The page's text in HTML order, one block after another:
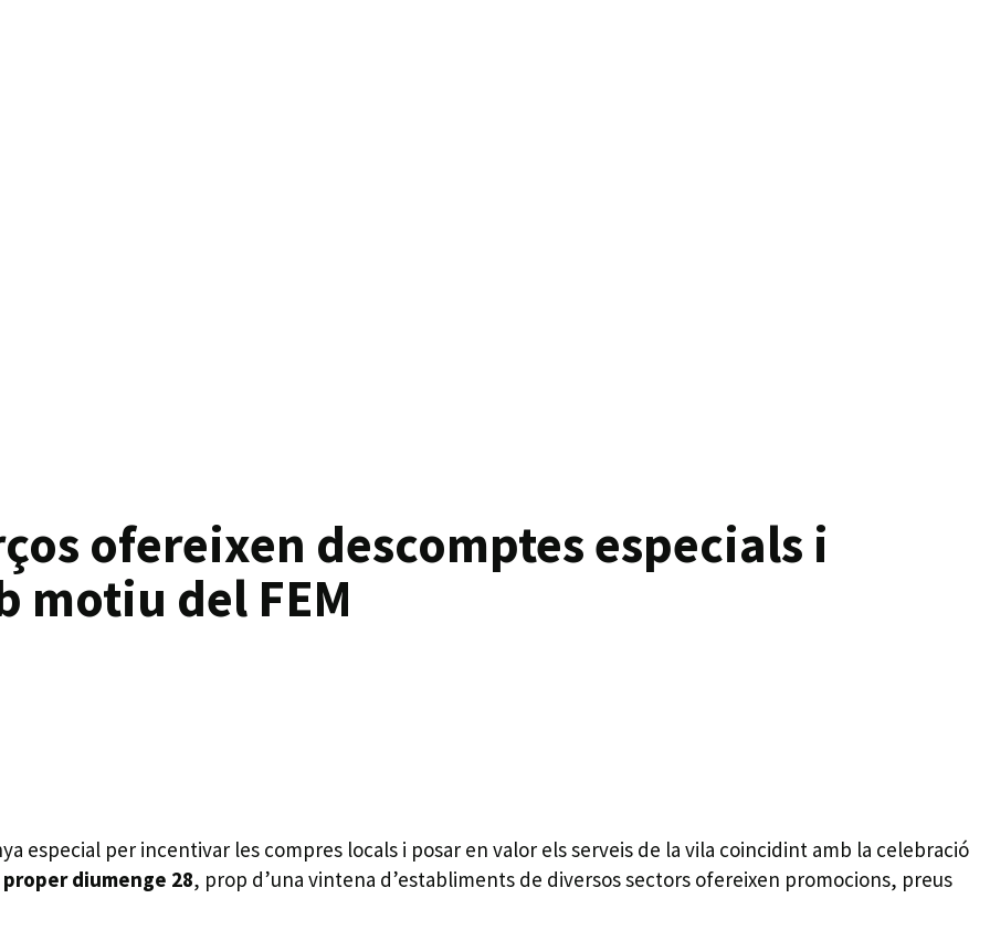
ofereixen descomptes especials i
motiu del FEM
especial per incentivar les compres locals i posar en valor els serveis de la vila coincidint amb la celebració
proper diumenge 28, prop d’una vintena d’establiments de diversos sectors ofereixen promocions, preus